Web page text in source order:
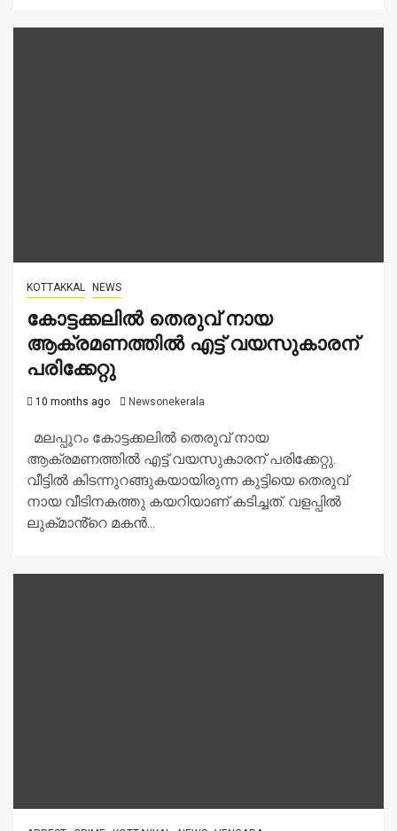
KOTTAKKAL NEWS
കോട്ടക്കലിൽ തെരുവ് നായ
ആക്രമണത്തിൽ എട്ട് വയസുകാരന്
പരിക്കേറ്റു
10 months ago Newsonekerala
മലപ്പുറം കോട്ടക്കലിൽ തെരുവ് നായ
ആക്രമണത്തിൽ എട്ട് വയസുകാരന് പരിക്കേറ്റു.
വീട്ടിൽ കിടന്നുറങ്ങുകയായിരുന്ന കുട്ടിയെ തെരുവ്
നായ വീടിനകത്തു കയറിയാണ് കടിച്ചത്. വളപ്പിൽ
ലുക്‌മാൻ്റെ മകൻ...